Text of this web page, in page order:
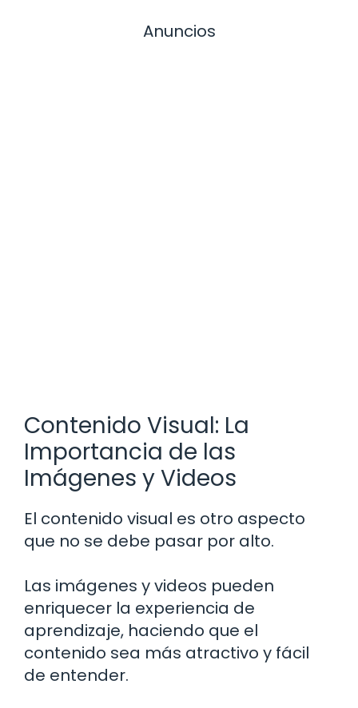
Anuncios
Contenido Visual: La
Importancia de las
Imágenes y Videos
El contenido visual es otro aspecto
que no se debe pasar por alto.
Las imágenes y videos pueden
enriquecer la experiencia de
aprendizaje, haciendo que el
contenido sea más atractivo y fácil
de entender.